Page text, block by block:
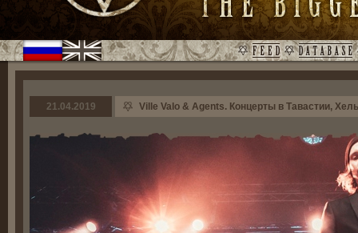
21.04.2019 Ville Valo & Agents. Концерты в Тавастии,